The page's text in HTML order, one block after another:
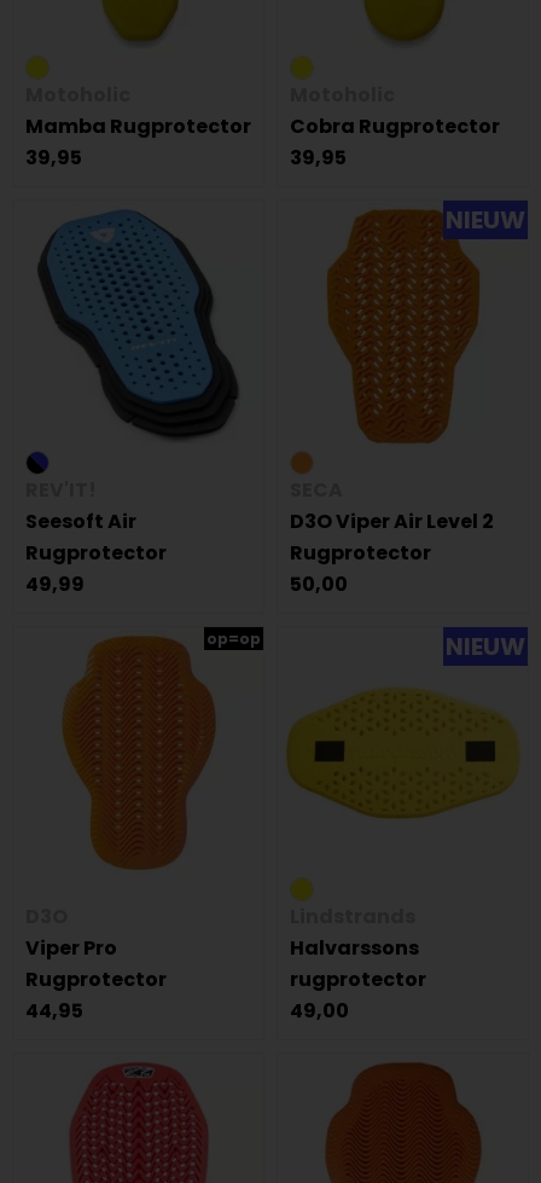
Mamba Rugprotector
39,95
Cobra Rugprotector
39,95
Seesoft Air
Rugprotector
49,99
NIEUW
D3O Viper Air Level 2
Rugprotector
50,00
op=op
Viper Pro
Rugprotector
44,95
NIEUW
Halvarssons
rugprotector
49,00